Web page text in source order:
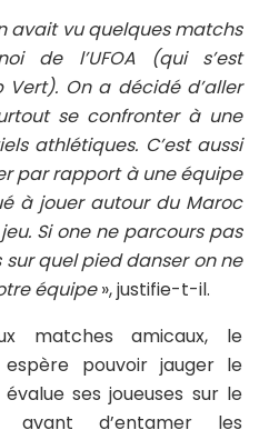
avait vu quelques matchs
de l’UFOA (qui s’est
On a décidé d’aller
se confronter à une
athlétiques. C’est aussi
par rapport à une équipe
à jouer autour du Maroc
Si one ne parcours pas
sur quel pied danser on ne
équipe», justifie-t-il.
matches amicaux, le
pouvoir jauger le
ses joueuses sur le
avant d’entamer les